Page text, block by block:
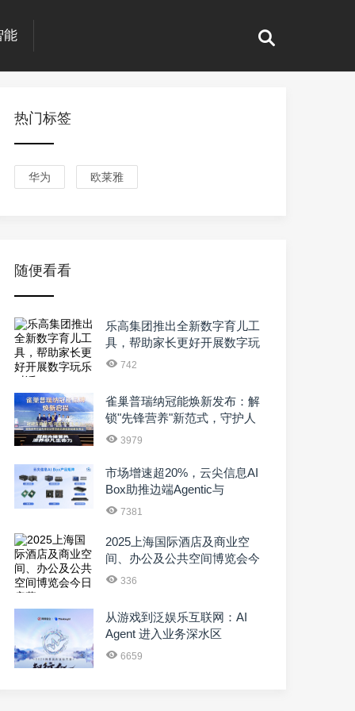
能
热门标签
华为 欧莱雅
随便看看
乐高集团推出全新数字育儿工
具，帮助家长更好开展数字玩
乐对话
742
雀巢普瑞纳冠能焕新发布：解
锁"先锋营养"新范式，守护人
宠长久相伴
3979
市场增速超20%，云尖信息AI
Box助推边端Agentic与
Physical AI价值跃升
7381
2025上海国际酒店及商业空
间、办公及公共空间博览会今
日启幕
336
从游戏到泛娱乐互联网：AI
Agent 进入业务深水区
6659